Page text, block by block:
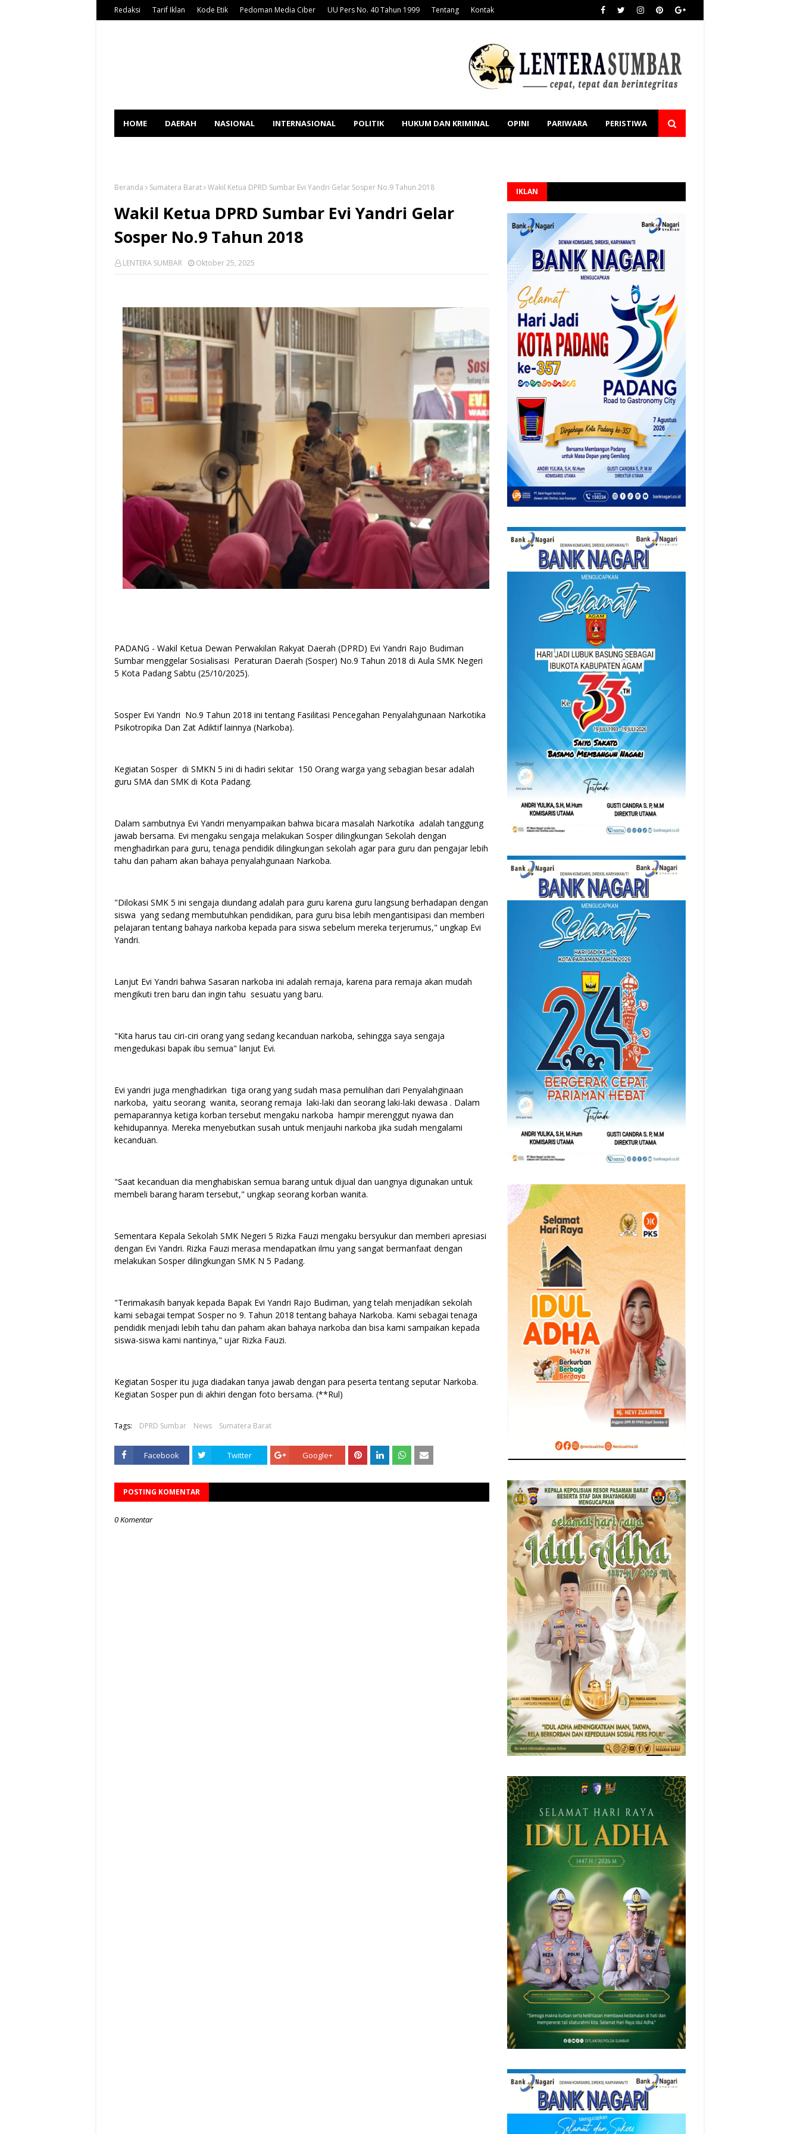
Redaksi Tarif Iklan Kode Etik Pedoman Media Ciber UU Pers No. 40 Tahun 1999 Tentang Kontak
HOME DAERAH NASIONAL INTERNASIONAL POLITIK HUKUM DAN KRIMINAL OPINI PARIWARA PERISTIWA
Beranda Sumatera Barat Wakil Ketua DPRD Sumbar Evi Yandri Gelar Sosper No.9 Tahun 2018
Wakil Ketua DPRD Sumbar Evi Yandri Gelar
Sosper No.9 Tahun 2018
LENTERA SUMBAR Oktober 25, 2025
PADANG - Wakil Ketua Dewan Perwakilan Rakyat Daerah (DPRD) Evi Yandri Rajo Budiman
Sumbar menggelar Sosialisasi Peraturan Daerah (Sosper) No.9 Tahun 2018 di Aula SMK Negeri
5 Kota Padang Sabtu (25/10/2025).
Sosper Evi Yandri No.9 Tahun 2018 ini tentang Fasilitasi Pencegahan Penyalahgunaan Narkotika
Psikotropika Dan Zat Adiktif lainnya (Narkoba).
Kegiatan Sosper di SMKN 5 ini di hadiri sekitar 150 Orang warga yang sebagian besar adalah
guru SMA dan SMK di Kota Padang.
Dalam sambutnya Evi Yandri menyampaikan bahwa bicara masalah Narkotika adalah tanggung
jawab bersama. Evi mengaku sengaja melakukan Sosper dilingkungan Sekolah dengan
menghadirkan para guru, tenaga pendidik dilingkungan sekolah agar para guru dan pengajar lebih
tahu dan paham akan bahaya penyalahgunaan Narkoba.
"Dilokasi SMK 5 ini sengaja diundang adalah para guru karena guru langsung berhadapan dengan
siswa yang sedang membutuhkan pendidikan, para guru bisa lebih mengantisipasi dan memberi
pelajaran tentang bahaya narkoba kepada para siswa sebelum mereka terjerumus," ungkap Evi
Yandri.
Lanjut Evi Yandri bahwa Sasaran narkoba ini adalah remaja, karena para remaja akan mudah
mengikuti tren baru dan ingin tahu sesuatu yang baru.
"Kita harus tau ciri-ciri orang yang sedang kecanduan narkoba, sehingga saya sengaja
mengedukasi bapak ibu semua" lanjut Evi.
Evi yandri juga menghadirkan tiga orang yang sudah masa pemulihan dari Penyalahginaan
narkoba, yaitu seorang wanita, seorang remaja laki-laki dan seorang laki-laki dewasa . Dalam
pemaparannya ketiga korban tersebut mengaku narkoba hampir merenggut nyawa dan
kehidupannya. Mereka menyebutkan susah untuk menjauhi narkoba jika sudah mengalami
kecanduan.
"Saat kecanduan dia menghabiskan semua barang untuk dijual dan uangnya digunakan untuk
membeli barang haram tersebut," ungkap seorang korban wanita.
Sementara Kepala Sekolah SMK Negeri 5 Rizka Fauzi mengaku bersyukur dan memberi apresiasi
dengan Evi Yandri. Rizka Fauzi merasa mendapatkan ilmu yang sangat bermanfaat dengan
melakukan Sosper dilingkungan SMK N 5 Padang.
"Terimakasih banyak kepada Bapak Evi Yandri Rajo Budiman, yang telah menjadikan sekolah
kami sebagai tempat Sosper no 9. Tahun 2018 tentang bahaya Narkoba. Kami sebagai tenaga
pendidik menjadi lebih tahu dan paham akan bahaya narkoba dan bisa kami sampaikan kepada
siswa-siswa kami nantinya," ujar Rizka Fauzi.
Kegiatan Sosper itu juga diadakan tanya jawab dengan para peserta tentang seputar Narkoba.
Kegiatan Sosper pun di akhiri dengan foto bersama. (**Rul)
Tags: DPRD Sumbar News Sumatera Barat
Facebook Twitter Google+
POSTING KOMENTAR
0 Komentar
IKLAN